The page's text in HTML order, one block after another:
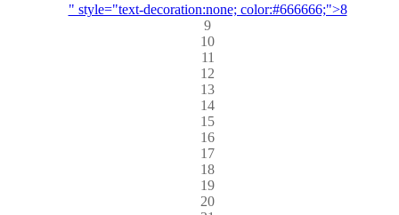
" style="text-decoration:none; color:#666666;">8
9
10
11
12
13
14
15
16
17
18
19
20